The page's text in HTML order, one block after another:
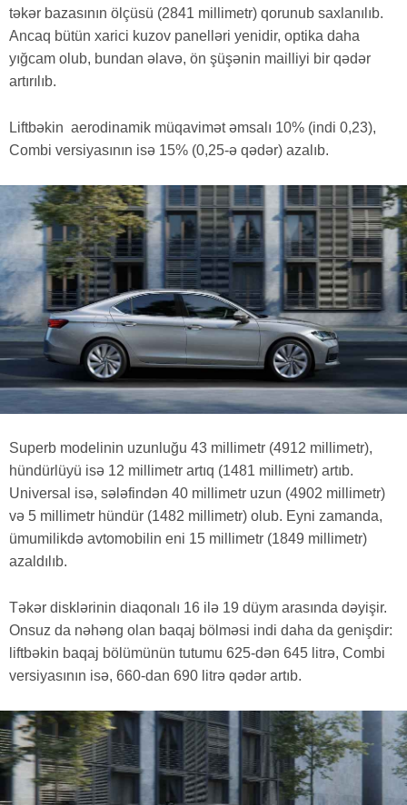
təkər bazasının ölçüsü (2841 millimetr) qorunub saxlanılıb.
Ancaq bütün xarici kuzov panelləri yenidir, optika daha
yığcam olub, bundan əlavə, ön şüşənin mailliyi bir qədər
artırılıb.
Liftbəkin aerodinamik müqavimət əmsalı 10% (indi 0,23),
Combi versiyasının isə 15% (0,25-ə qədər) azalıb.
Superb modelinin uzunluğu 43 millimetr (4912 millimetr),
hündürlüyü isə 12 millimetr artıq (1481 millimetr) artıb.
Universal isə, sələfindən 40 millimetr uzun (4902 millimetr)
və 5 millimetr hündür (1482 millimetr) olub. Eyni zamanda,
ümumilikdə avtomobilin eni 15 millimetr (1849 millimetr)
azaldılıb.
Təkər disklərinin diaqonalı 16 ilə 19 düym arasında dəyişir.
Onsuz da nəhəng olan baqaj bölməsi indi daha da genişdir:
liftbəkin baqaj bölümünün tutumu 625-dən 645 litrə, Combi
versiyasının isə, 660-dan 690 litrə qədər artıb.